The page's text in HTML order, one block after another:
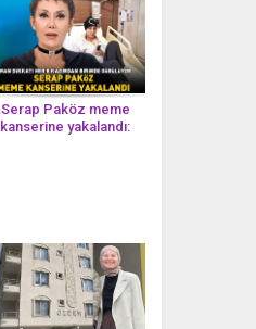
Serap Paköz meme
kanserine yakalandı: